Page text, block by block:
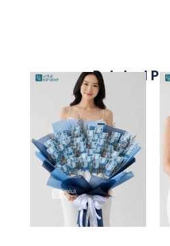
Related